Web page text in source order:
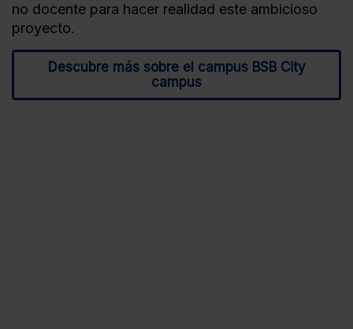
no docente para hacer realidad este ambicioso
proyecto.
Descubre más sobre el campus BSB City
campus